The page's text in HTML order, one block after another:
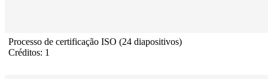
Processo de certificação ISO (24 diapositivos)
Créditos: 1